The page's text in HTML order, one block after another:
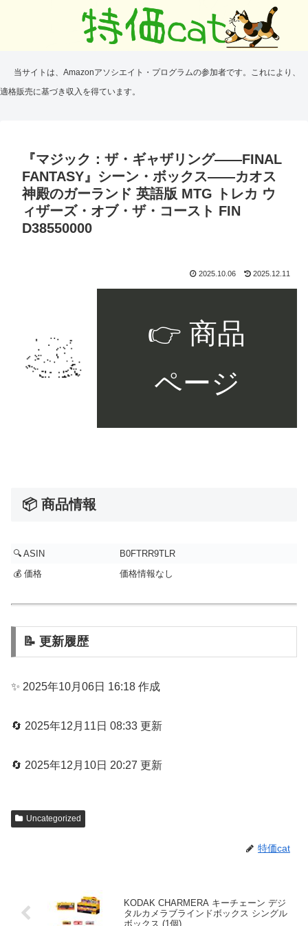
当サイトは、Amazonアソシエイト・プログラムの参加者です。これにより、
適格販売に基づき収入を得ています。
『マジック：ザ・ギャザリング——FINAL
FANTASY』シーン・ボックス――カオス
神殿のガーランド 英語版 MTG トレカ ウ
ィザーズ・オブ・ザ・コースト FIN
D38550000
2025.10.06 2025.12.11
👉 商品
ページ
📦 商品情報
🔍 ASIN
B0FTRR9TLR
💰 価格
価格情報なし
📝 更新履歴
✨ 2025年10月06日 16:18 作成
🔄 2025年12月11日 08:33 更新
🔄 2025年12月10日 20:27 更新
Uncategorized
特価cat
KODAK CHARMERA キーチェーン デジ
タルカメラブラインドボックス シングル
ボックス (1個)